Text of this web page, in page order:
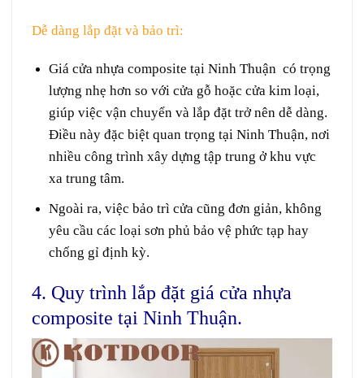
Dễ dàng lắp đặt và bảo trì:
Giá cửa nhựa composite tại Ninh Thuận có trọng
lượng nhẹ hơn so với cửa gỗ hoặc cửa kim loại,
giúp việc vận chuyển và lắp đặt trở nên dễ dàng.
Điều này đặc biệt quan trọng tại Ninh Thuận, nơi
nhiều công trình xây dựng tập trung ở khu vực
xa trung tâm.
Ngoài ra, việc bảo trì cửa cũng đơn giản, không
yêu cầu các loại sơn phủ bảo vệ phức tạp hay
chống gỉ định kỳ.
4. Quy trình lắp đặt giá cửa nhựa
composite tại Ninh Thuận.